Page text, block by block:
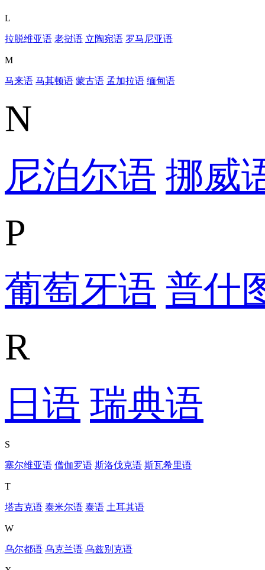
L
拉脱维亚语 老挝语 立陶宛语 罗马尼亚语
M
马来语 马其顿语 蒙古语 孟加拉语 缅甸语
N
尼泊尔语 挪威
P
葡萄牙语 普什
R
日语 瑞典语
S
塞尔维亚语 僧伽罗语 斯洛伐克语 斯瓦希里语
T
塔吉克语 泰米尔语 泰语 土耳其语
W
乌尔都语 乌克兰语 乌兹别克语